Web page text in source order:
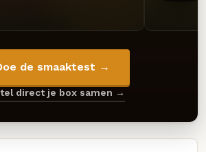
de smaaktest →
direct je box samen →